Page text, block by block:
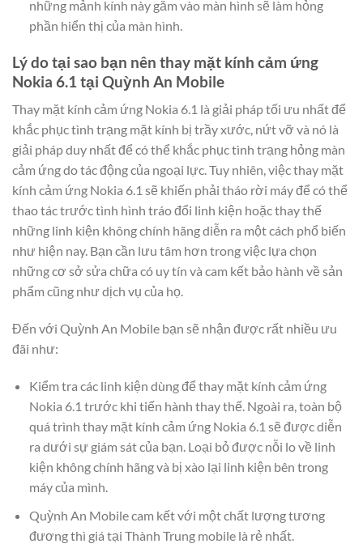
những mảnh kính này găm vào màn hình sẽ làm hỏng
phần hiển thị của màn hình.
Lý do tại sao bạn nên thay mặt kính cảm ứng
Nokia 6.1 tại Quỳnh An Mobile
Thay mặt kính cảm ứng Nokia 6.1 là giải pháp tối ưu nhất để
khắc phục tình trạng mặt kính bị trầy xước, nứt vỡ và nó là
giải pháp duy nhất để có thể khắc phục tình trạng hỏng màn
cảm ứng do tác động của ngoại lực. Tuy nhiên, việc thay mặt
kính cảm ứng Nokia 6.1 sẽ khiến phải tháo rời máy để có thể
thao tác trước tình hình tráo đổi linh kiện hoặc thay thế
những linh kiện không chính hãng diễn ra một cách phổ biến
như hiện nay. Bạn cần lưu tâm hơn trong việc lựa chọn
những cơ sở sửa chữa có uy tín và cam kết bảo hành về sản
phẩm cũng như dịch vụ của họ.
Đến với Quỳnh An Mobile bạn sẽ nhận được rất nhiều ưu
đãi như:
Kiểm tra các linh kiện dùng để thay mặt kính cảm ứng
Nokia 6.1 trước khi tiến hành thay thế. Ngoài ra, toàn bộ
quá trình thay mặt kính cảm ứng Nokia 6.1 sẽ được diễn
ra dưới sự giám sát của bạn. Loại bỏ được nỗi lo về linh
kiện không chính hãng và bị xào lại linh kiện bên trong
máy của mình.
Quỳnh An Mobile cam kết với một chất lượng tương
đương thì giá tại Thành Trung mobile là rẻ nhất.